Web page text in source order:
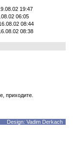
19:47
06:05
08:44
08:38
приходите.
Design: Vadim Derkach